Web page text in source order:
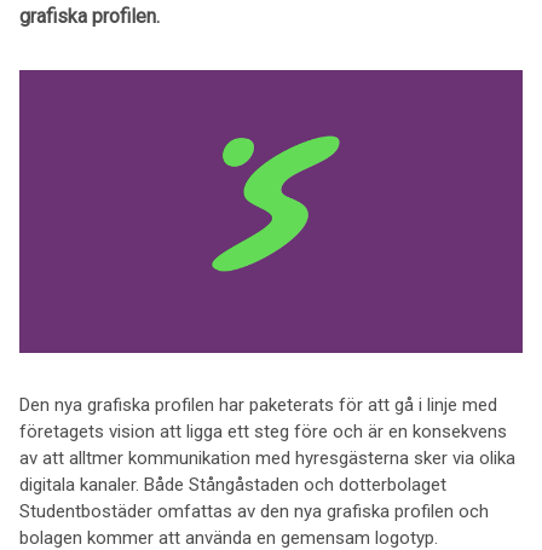
grafiska profilen.
Den nya grafiska profilen har paketerats för att gå i linje med
företagets vision att ligga ett steg före och är en konsekvens
av att alltmer kommunikation med hyresgästerna sker via olika
digitala kanaler. Både Stångåstaden och dotterbolaget
Studentbostäder omfattas av den nya grafiska profilen och
bolagen kommer att använda en gemensam logotyp.